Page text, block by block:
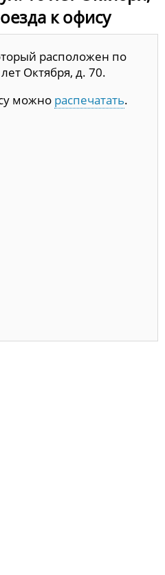
к офису
расположен по
Октября, д. 70.
можно распечатать.